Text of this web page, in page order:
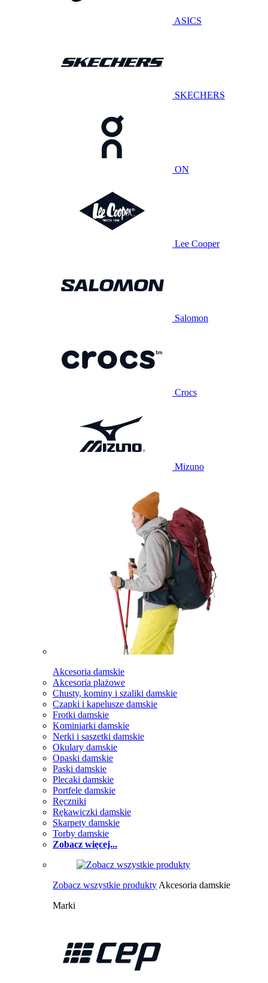
ASICS
SKECHERS
ON
Lee Cooper
Salomon
Crocs
Mizuno
Akcesoria damskie
Akcesoria plażowe
Chusty, kominy i szaliki damskie
Czapki i kapelusze damskie
Frotki damskie
Kominiarki damskie
Nerki i saszetki damskie
Okulary damskie
Opaski damskie
Paski damskie
Plecaki damskie
Portfele damskie
Ręczniki
Rękawiczki damskie
Skarpety damskie
Torby damskie
Zobacz więcej...
Zobacz wszystkie produkty Akcesoria damskie
Marki